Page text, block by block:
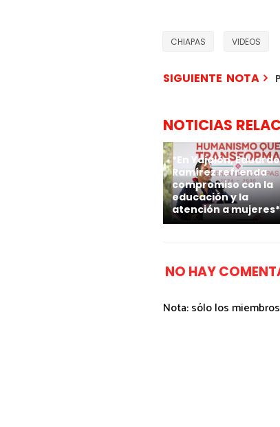
CHIAPAS VIDEOS
SIGUIENTE NOTA
NOTICIAS
*En Yajalón, Eduardo
Ramírez refrenda
compromiso con la
educación y la
atención a mujeres*
NO HAY
Nota: sólo los